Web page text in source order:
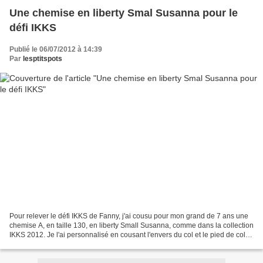
Une chemise en liberty Smal Susanna pour le
défi IKKS
Publié le 06/07/2012 à 14:39
Par lesptitspots
Pour relever le défi IKKS de Fanny, j'ai cousu pour mon grand de 7 ans une
chemise A, en taille 130, en liberty Small Susanna, comme dans la collection
IKKS 2012. Je l'ai personnalisé en cousant l'envers du col et le pied de col